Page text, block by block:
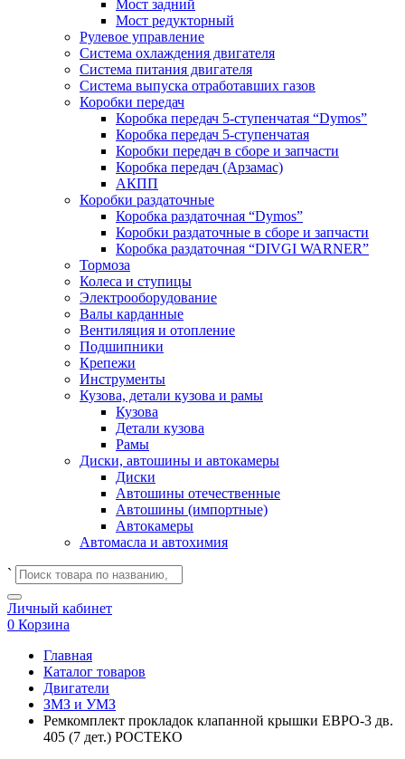
Мост задний
Мост редукторный
Рулевое управление
Система охлаждения двигателя
Система питания двигателя
Система выпуска отработавших газов
Коробки передач
Коробка передач 5-ступенчатая “Dymos”
Коробка передач 5-ступенчатая
Коробки передач в сборе и запчасти
Коробка передач (Арзамас)
АКПП
Коробки раздаточные
Коробка раздаточная “Dymos”
Коробки раздаточные в сборе и запчасти
Коробка раздаточная “DIVGI WARNER”
Тормоза
Колеса и ступицы
Электрооборудование
Валы карданные
Вентиляция и отопление
Подшипники
Крепежи
Инструменты
Кузова, детали кузова и рамы
Кузова
Детали кузова
Рамы
Диски, автошины и автокамеры
Диски
Автошины отечественные
Автошины (импортные)
Автокамеры
Автомасла и автохимия
`
Личный кабинет
0 Корзина
Главная
Каталог товаров
Двигатели
ЗМЗ и УМЗ
Ремкомплект прокладок клапанной крышки ЕВРО-3 дв.
405 (7 дет.) РОСТЕКО